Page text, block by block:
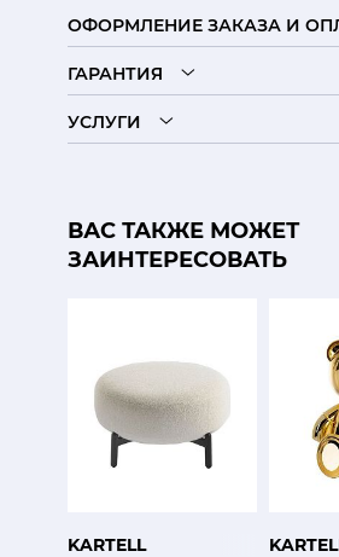
ОФОРМЛЕНИЕ ЗАКАЗА И
ГАРАНТИЯ
УСЛУГИ
ВАС ТАКЖЕ МОЖЕТ
ЗАИНТЕРЕСОВАТЬ
KARTELL